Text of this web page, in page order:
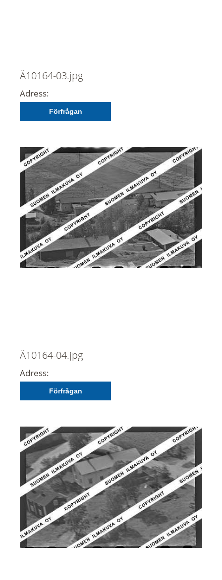
Ä10164-03.jpg
Adress:
Förfrågan
Ä10164-04.jpg
Adress:
Förfrågan